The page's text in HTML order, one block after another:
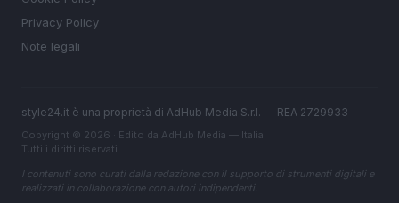
Privacy Policy
Note legali
style24.it è una proprietà di AdHub Media S.r.l. — REA 2729933
Copyright © 2026 · Edito da AdHub Media — Italia
Tutti i diritti riservati
I contenuti sono curati dalla redazione con il supporto di strumenti digitali e
realizzati in collaborazione con autori indipendenti.